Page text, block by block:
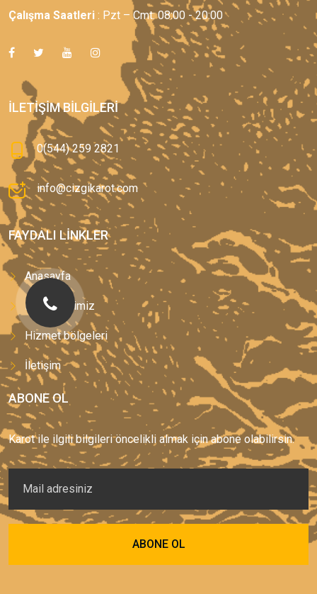
Çalışma Saatleri : Pzt – Cmt: 08:00 - 20:00
İLETIŞIM BILGILERI
0(544) 259 2821
info@cizgikarot.com
FAYDALI LINKLER
Anasayfa
Hizmetlerimiz
Hizmet bölgeleri
İletişim
ABONE OL
Karot ile ilgili bilgileri öncelikli almak için abone olabilirsin.